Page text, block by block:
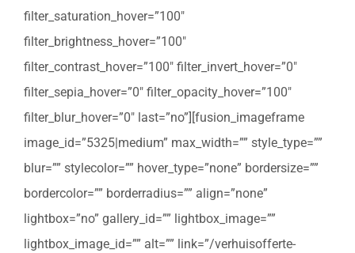
filter_saturation_hover=”100″
filter_brightness_hover=”100″
filter_contrast_hover=”100″ filter_invert_hover=”0″
filter_sepia_hover=”0″ filter_opacity_hover=”100″
filter_blur_hover=”0″ last=”no”][fusion_imageframe
image_id=”5325|medium” max_width=”” style_type=””
blur=”” stylecolor=”” hover_type=”none” bordersize=””
bordercolor=”” borderradius=”” align=”none”
lightbox=”no” gallery_id=”” lightbox_image=””
lightbox_image_id=”” alt=”” link=”/verhuisofferte-